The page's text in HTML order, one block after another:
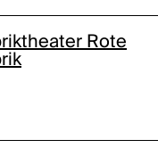
Rote